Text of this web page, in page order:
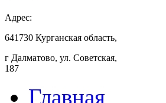
Адрес:
641730 Курганская область,
г Далматово, ул. Советская,
187
Главная